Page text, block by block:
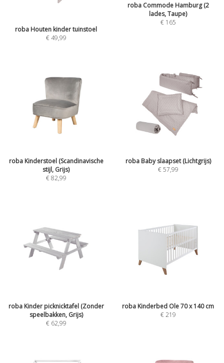
roba Houten kinder tuinstoel
€49,99
roba Commode Hamburg (2
lades, Taupe)
€ 165
roba Kinderstoel (Scandinavische
stijl, Grijs)
€82,99
roba Baby slaapset (Lichtgrijs)
€57,99
roba Kinder picknicktafel (Zonder
speelbakken, Grijs)
€ 62,99
roba Kinderbed Ole 70 x 140 cm
€219